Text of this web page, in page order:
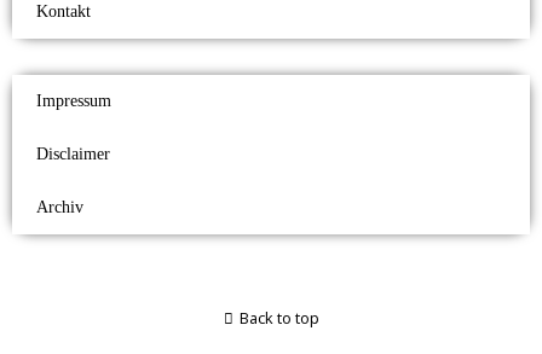
Kontakt
Impressum
Disclaimer
Archiv
Back to top